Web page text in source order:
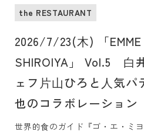
the RESTAURANT
2026/7/23(⽊) 「
SHIROIYA」 Vol.5 ⽩
ェフ⽚⼭ひろと⼈気パ
也のコラボレーション
世界的⾷のガイド『ゴ・エ・ミ